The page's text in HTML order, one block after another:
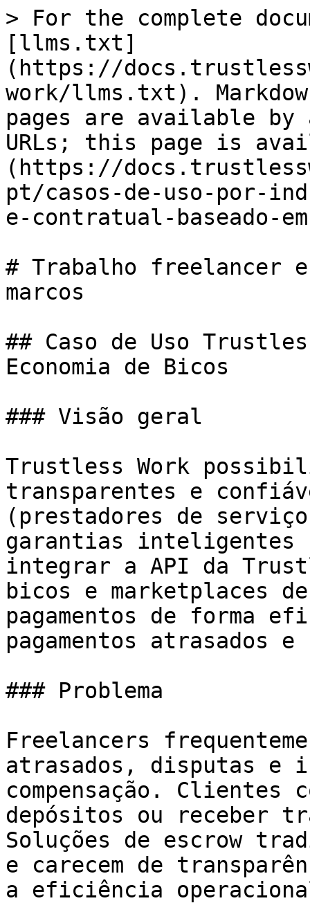
> For the complete
[llms.txt]
(https://
work/llms.txt).
pages are available by
URLs; this page is
(https://
pt/casos-de-uso-por-
e-contratual-baseado-
# Trabalho freelancer
marcos
## Caso de Uso
Economia de Bicos
### Visão geral
Trustless Work
transparentes e
(prestadores de
garantias inteligentes
integrar a API da
bicos e marketplaces
pagamentos de forma
pagamentos atrasados
### Problema
Freelancers
atrasados, disputas e
compensação. Clientes
depósitos ou receber
Soluções de escrow
e carecem de
a eficiência